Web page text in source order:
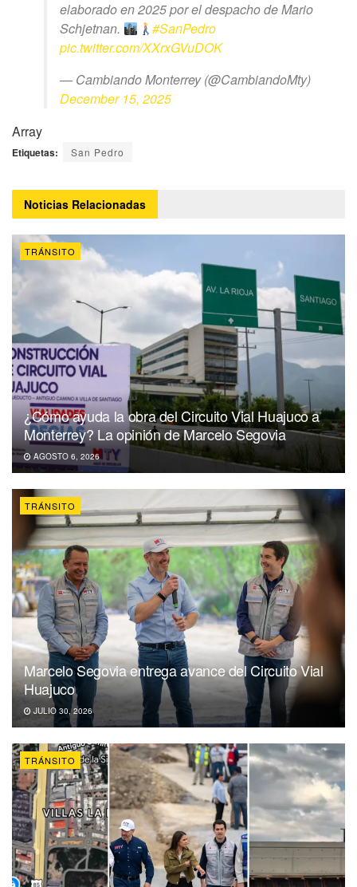
elaborado en 2025 por el despacho de Mario
Schjetnan.
#SanPedro
pic.twitter.com/XXrxGVuDOK
— Cambiando Monterrey (@CambiandoMty)
December 15, 2025
Array
Etiquetas: San Pedro
Noticias Relacionadas
TRÁNSITO
¿Cómo ayuda la obra del Circuito Vial Huajuco a
Monterrey? La opinión de Marcelo Segovia
AGOSTO 6, 2026
TRÁNSITO
Marcelo Segovia entrega avance del Circuito Vial
Huajuco
JULIO 30, 2026
TRÁNSITO